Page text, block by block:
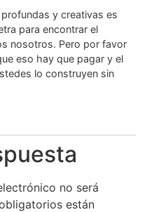
y creativas es
para encontrar el
nosotros. Pero por favor
eso hay que pagar y el
lo construyen sin
no será
están